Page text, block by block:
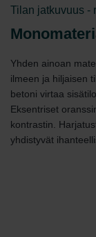
Tilan jatkuvuus -
Yhden ainoan
ilmeen ja hiljaisen
betoni virtaa
Eksentriset
kontrastin.
yhdistyvät